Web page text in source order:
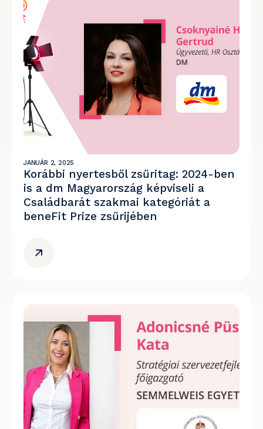
JANUÁR 2, 2025
Korábbi nyertesből zsűritag: 2024-ben
is a dm Magyarország képviseli a
Családbarát szakmai kategóriát a
beneFit Prize zsűrijében